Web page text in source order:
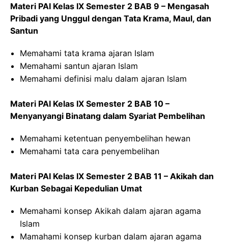
Materi PAI Kelas IX Semester 2 BAB 9 – Mengasah
Pribadi yang Unggul dengan Tata Krama, Maul, dan
Santun
Memahami tata krama ajaran Islam
Memahami santun ajaran Islam
Memahami definisi malu dalam ajaran Islam
Materi PAI Kelas IX Semester 2 BAB 10 –
Menyanyangi Binatang dalam Syariat Pembelihan
Memahami ketentuan penyembelihan hewan
Memahami tata cara penyembelihan
Materi PAI Kelas IX Semester 2 BAB 11 – Akikah dan
Kurban Sebagai Kepedulian Umat
Memahami konsep Akikah dalam ajaran agama
Islam
Mamahami konsep kurban dalam ajaran agama